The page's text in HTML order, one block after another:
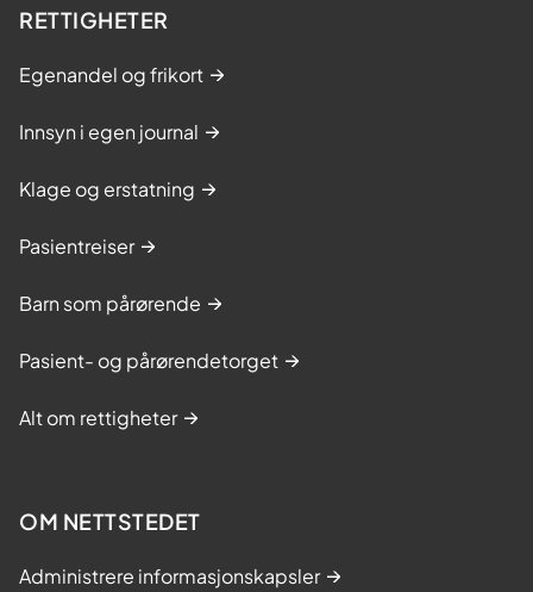
RETTIGHETER
Egenandel og frikort
Innsyn i egen journal
Klage og erstatning
Pasientreiser
Barn som pårørende
Pasient- og pårørendetorget
Alt om rettigheter
OM NETTSTEDET
Administrere informasjonskapsler